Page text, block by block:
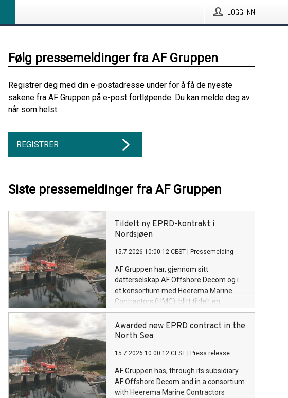
LOGG INN
Følg pressemeldinger fra AF Gruppen
Registrer deg med din e-postadresse under for å få de nyeste
sakene fra AF Gruppen på e-post fortløpende. Du kan melde deg av
når som helst.
REGISTRER
Siste pressemeldinger fra AF Gruppen
Tildelt ny EPRD-kontrakt i
Nordsjøen
15.7.2026 10:00:12 CEST Pressemelding
AF Gruppen har, gjennom sitt
datterselskap AF Offshore Decom og i
et konsortium med Heerema Marine
Contractors (HMC), blitt tildelt en
kontrakt for prosjektering, forberedelse,
fjerning og sluttdisponering (EPRD) av
en plattform på den britiske
er den andre kontrakten konsortiet har
blitt tildelt innen kort tid.
Awarded new EPRD contract in the
North Sea
15.7.2026 10:00:12 CEST Press release
AF Gruppen has, through its subsidiary
AF Offshore Decom and in a consortium
with Heerema Marine Contractors